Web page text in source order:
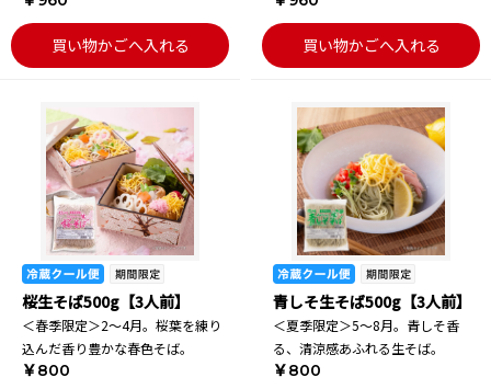
買い物かごへ入れる 買い物かごへ入れる
桜生そば500g【3人前】
＜春季限定＞2～4月。桜葉を練り
込んだ香り豊かな春色そば。
￥800
青しそ生そば500g【3人前】
＜夏季限定＞5～8月。青しそ香
る、清涼感あふれる生そば。
￥800